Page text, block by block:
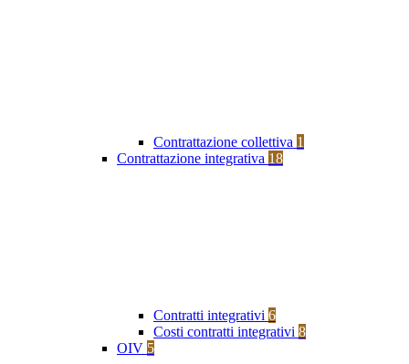
Contrattazione collettiva 1
Contrattazione integrativa 18
Contratti integrativi 6
Costi contratti integrativi 8
OIV 5